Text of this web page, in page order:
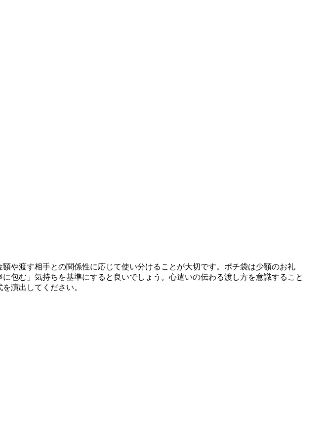
や渡す相手との関係性に応じて使い分けることが大切です。ポチ袋は少額のお礼
包む」気持ちを基準にすると良いでしょう。心遣いの伝わる渡し方を意識すること
演出してください。